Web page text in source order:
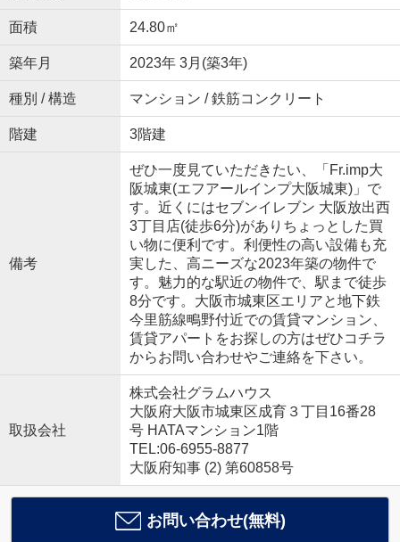
面積 24.80㎡
築年月 2023年 3月(築3年)
種別 / 構造 マンション / 鉄筋コンクリート
階建 3階建
備考
ぜひ一度見ていただきたい、「Fr.imp大
阪城東(エフアールインプ大阪城東)」で
す。近くにはセブンイレブン 大阪放出西
3丁目店(徒歩6分)がありちょっとした買
い物に便利です。利便性の高い設備も充
実した、高ニーズな2023年築の物件で
す。魅力的な駅近の物件で、駅まで徒歩
8分です。大阪市城東区エリアと地下鉄
今里筋線鴫野付近での賃貸マンション、
賃貸アパートをお探しの方はぜひコチラ
からお問い合わせやご連絡を下さい。
取扱会社
株式会社グラムハウス
大阪府大阪市城東区成育３丁目16番28
号 HATAマンション1階
TEL:06-6955-8877
大阪府知事 (2) 第60858号
お問い合わせ(無料)